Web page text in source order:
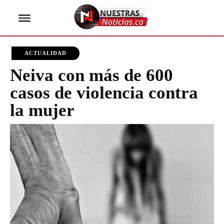
ACTUALIDAD
Neiva con más de 600
casos de violencia contra
la mujer